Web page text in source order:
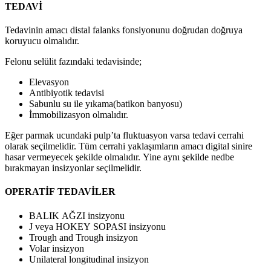
TEDAVİ
Tedavinin amacı distal falanks fonsiyonunu doğrudan doğruya
koruyucu olmalıdır.
Felonu selülit fazındaki tedavisinde;
Elevasyon
Antibiyotik tedavisi
Sabunlu su ile yıkama(batikon banyosu)
İmmobilizasyon olmalıdır.
Eğer parmak ucundaki pulp’ta fluktuasyon varsa tedavi cerrahi
olarak seçilmelidir. Tüm cerrahi yaklaşımların amacı digital sinire
hasar vermeyecek şekilde olmalıdır. Yine aynı şekilde nedbe
bırakmayan insizyonlar seçilmelidir.
OPERATİF TEDAVİLER
BALIK AĞZI insizyonu
J veya HOKEY SOPASI insizyonu
Trough and Trough insizyon
Volar insizyon
Unilateral longitudinal insizyon